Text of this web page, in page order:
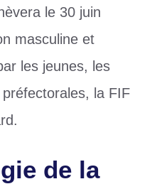
le 30 juin
masculine et
les jeunes, les
la FIF
de la